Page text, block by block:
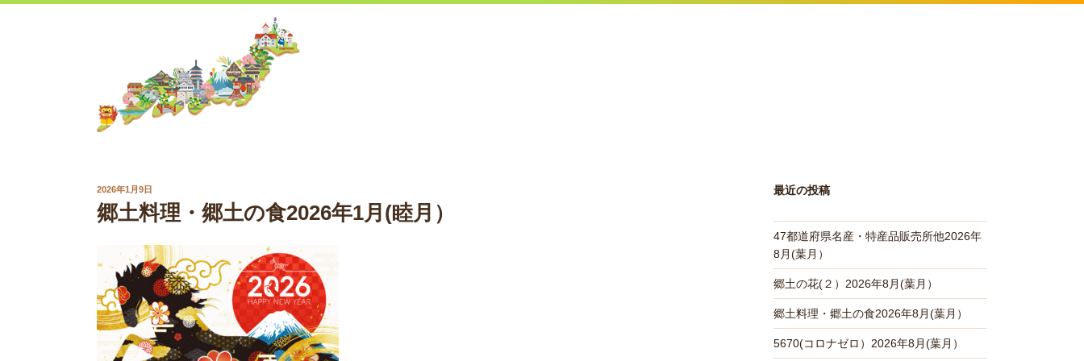
Skip
POSTED
ON
2026年1月9日
郷土料理・郷土の食2026年1月(睦月）
最近の投稿
47都道府県名産・特産品販売所他2026年
8月(葉月）
郷土の花(２）2026年8月(葉月）
郷土料理・郷土の食2026年8月(葉月）
5670(コロナゼロ）2026年8月(葉月）